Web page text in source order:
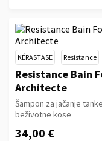
KÉRASTASE Resistance
Resistance Bain
Architecte
Šampon za jačanje
beživotne kose
34,00 €